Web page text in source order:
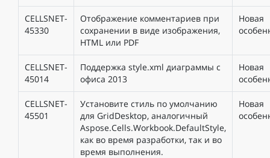
CELLSNET-
45330
Отображение комментариев при
сохранении в виде изображения,
HTML или PDF
Новая
CELLSNET-
45014
Поддержка style.xml диаграммы с
офиса 2013
Новая
CELLSNET-
45501
Установите стиль по умолчанию
для GridDesktop, аналогичный
Aspose.Cells.Workbook.DefaultStyle,
как во время разработки, так и во
время выполнения.
Новая